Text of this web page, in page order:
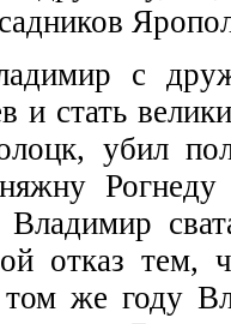
с
и стать
убил
Рогнеду
отказ тем,
же году